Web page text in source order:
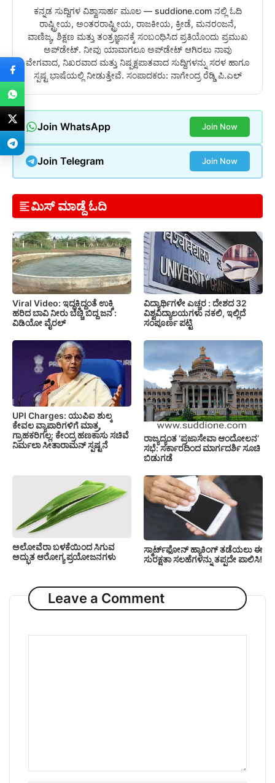
ಕನ್ನಡ ಸುದ್ದಿಗಳ ವಿಶ್ವಾಸಾರ್ಹ ಮೂಲ — suddione.com ನಲ್ಲಿ ಓದಿ
ರಾಷ್ಟ್ರೀಯ, ಅಂತರರಾಷ್ಟ್ರೀಯ, ರಾಜಕೀಯ, ಕ್ರೀಡೆ, ಮನರಂಜನೆ,
ವಾಣಿಜ್ಯ, ಶಿಕ್ಷಣ ಮತ್ತು ತಂತ್ರಜ್ಞಾನಕ್ಕೆ ಸಂಬಂಧಿಸಿದ ಪ್ರತಿಯೊಂದು ಪ್ರಮುಖ
ಅಪ್‌ಡೇಟ್. ನೀವು ಯಾವಾಗಲೂ ಅಪ್‌ಡೇಟ್ ಆಗಿರಲು ನಾವು
ವೇಗವಾದ, ನಿಖರವಾದ ಮತ್ತು ನಿಷ್ಪಕ್ಷಪಾತವಾದ ಸುದ್ದಿಗಳನ್ನು ಸರಳ ಹಾಗೂ
ಸ್ಪಷ್ಟ ಭಾಷೆಯಲ್ಲಿ ನೀಡುತ್ತೇವೆ. ಸಂಪಾದಕರು: ನಾಗೇಂದ್ರ ರೆಡ್ಡಿ ಪಿ.ಎಲ್
Join WhatsApp Join Now
Join Telegram Join Now
ಮಿಸ್ ಮಾಡ್ದೆ ಓದಿ
Viral Video: ಇದ್ದಕ್ಕಿದ್ದಂತೆ ಉಕ್ಕಿ
ಹರಿದ ಬಾವಿ ನೀರು ಬೆಚ್ಚಿ ಬಿದ್ದ ಜನ :
ವಿಡಿಯೋ ವೈರಲ್
ವಿದ್ಯಾರ್ಥಿಗಳೇ ಎಚ್ಚರ : ದೇಶದ 32
ವಿಶ್ವವಿದ್ಯಾಲಯಗಳು ನಕಲಿ, ಇಲ್ಲಿದೆ
ಸಂಪೂರ್ಣ ಪಟ್ಟಿ
UPI Charges: ಯುಪಿಐ ಶುಲ್ಕ
ಕೇವಲ ವ್ಯಾಪಾರಿಗಳಿಗೆ ಮಾತ್ರ,
ಗ್ರಾಹಕರಿಗಲ್ಲ: ಕೇಂದ್ರ ಹಣಕಾಸು ಸಚಿವೆ
ನಿರ್ಮಲಾ ಸೀತಾರಾಮನ್ ಸ್ಪಷ್ಟನೆ
ರಾಜ್ಯದ್ಯಂತ ‘ಪ್ರಜಾಸೇವಾ ಆಂದೋಲನ’
ಸಭೆ: ಸರ್ಕಾರದಿಂದ ಮಾರ್ಗದರ್ಶಿ ಸೂಚಿ
ಬಿಡುಗಡೆ
ಅಲೋವೆರಾ ಬಳಕೆಯಿಂದ ಸಿಗುವ
ಅದ್ಭುತ ಆರೋಗ್ಯ ಪ್ರಯೋಜನಗಳು
ಸ್ಮಾರ್ಟ್‌ಫೋನ್ ಹ್ಯಾಕಿಂಗ್ ತಡೆಯಲು ಈ
ಸುರಕ್ಷತಾ ಸಲಹೆಗಳನ್ನು ತಪ್ಪದೇ ಪಾಲಿಸಿ!
Leave a Comment